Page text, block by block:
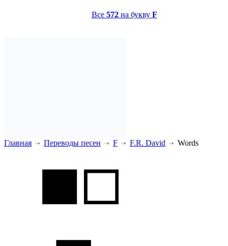
Все 572на букву F
Главная Переводы песен F F.R. David Words